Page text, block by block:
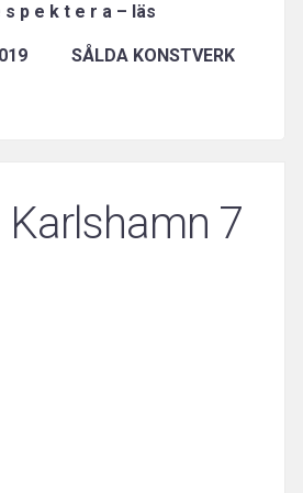
s p e k t e r a – läs
SÅLDA KONSTVERK
Karlshamn 7